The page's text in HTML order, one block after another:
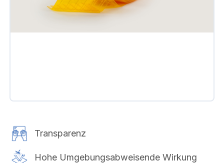
Transparenz
Hohe Umgebungsabweisende Wirkung